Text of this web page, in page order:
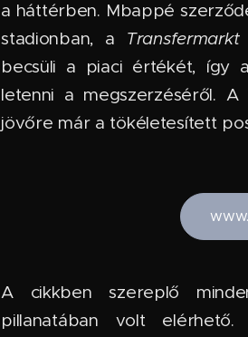
a háttérben. Mbappé
stadionban, a Transfermarkt
becsüli a piaci értékét, így
letenni a megszerzéséről.
jövőre már a tökéletesített
A cikkben szereplő
pillanatában volt